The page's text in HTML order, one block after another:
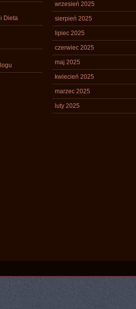
Dieta
wrzesień 2025
sierpień 2025
lipiec 2025
czerwiec 2025
maj 2025
kwiecień 2025
marzec 2025
luty 2025